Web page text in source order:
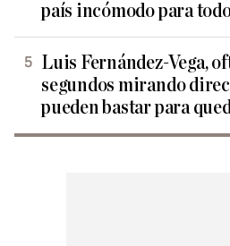
país incómodo para
Luis Fernández-Vega,
segundos mirando
pueden bastar para